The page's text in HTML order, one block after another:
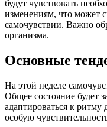
будут чувствовать
изменениям, что может
самочувствии. Важно
организма.
Основные
На этой неделе
Общее состояние будет
адаптироваться к
особую